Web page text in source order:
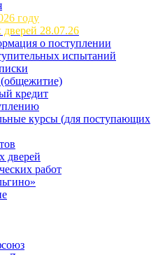
году
28.07.26
о поступлении
испытаний
(общежитие)
кредит
курсы (для поступающих
дверей
работ